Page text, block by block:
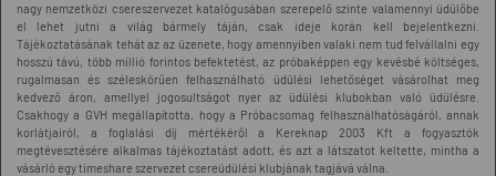
nagy nemzetközi csereszervezet katalógusában szerepelő szinte valamennyi üdülőbe
el lehet jutni a világ bármely táján, csak ideje korán kell bejelentkezni.
Tájékoztatásának tehát az az üzenete, hogy amennyiben valaki nem tud felvállalni egy
hosszú távú, több millió forintos befektetést, az próbaképpen egy kevésbé költséges,
rugalmasan és széleskörűen felhasználható üdülési lehetőséget vásárolhat meg
kedvező áron, amellyel jogosultságot nyer az üdülési klubokban való üdülésre.
Csakhogy a GVH megállapította, hogy a Próbacsomag felhasználhatóságáról, annak
korlátjairól, a foglalási díj mértékéről a Kereknap 2003 Kft a fogyasztók
megtévesztésére alkalmas tájékoztatást adott, és azt a látszatot keltette, mintha a
vásárló egy timeshare szervezet csereüdülési klubjának tagjává válna.